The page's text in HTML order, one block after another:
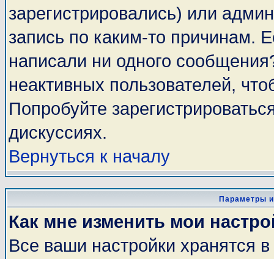
зарегистрировались) или
запись по каким-то причинам.
написали ни одного
неактивных пользователей,
Попробуйте
дискуссиях.
Вернуться к началу
Параметры
Как мне изменить мои
Все ваши настройки хранятся